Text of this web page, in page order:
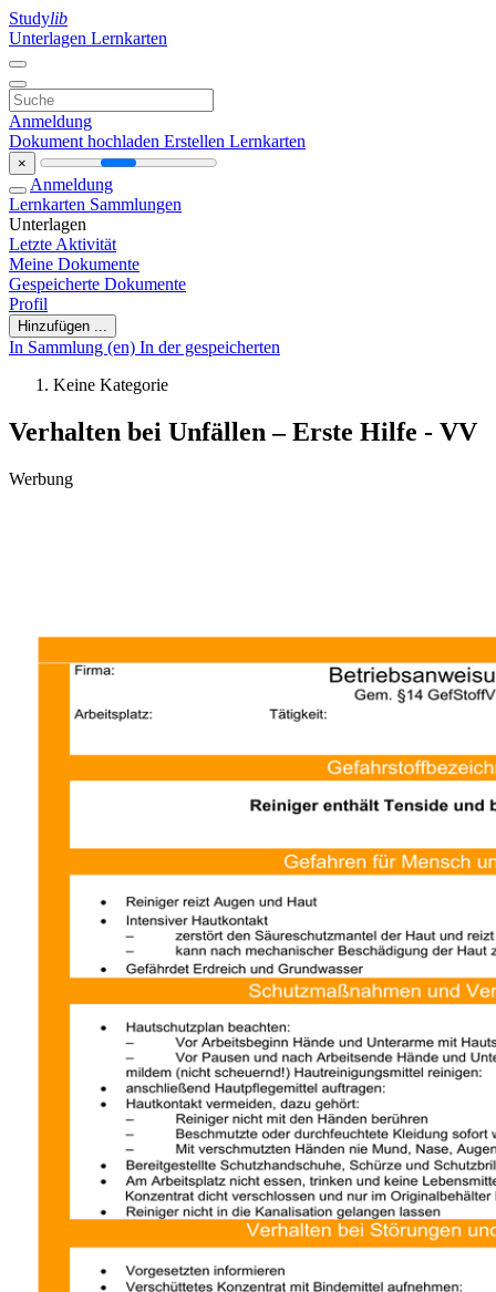
Studylib
Unterlagen Lernkarten
Anmeldung
Dokument hochladen Erstellen Lernkarten
×
Anmeldung
Lernkarten Sammlungen
Unterlagen
Letzte Aktivität
Meine Dokumente
Gespeicherte Dokumente
Profil
Hinzufügen ...
In Sammlung (en) In der gespeicherten
Keine Kategorie
Verhalten bei Unfällen – Erste Hilfe - VV
Werbung